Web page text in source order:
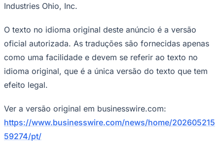
Industries Ohio, Inc.
O texto no idioma original deste anúncio é a versão
oficial autorizada. As traduções são fornecidas apenas
como uma facilidade e devem se referir ao texto no
idioma original, que é a única versão do texto que tem
efeito legal.
Ver a versão original em businesswire.com:
https://www.businesswire.com/news/home/202605215
59274/pt/